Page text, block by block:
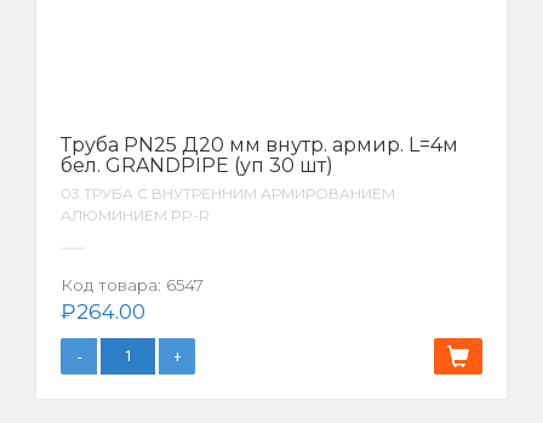
Труба PN25 Д20 мм внутр. армир. L=4м
бел. GRANDPIPE (уп 30 шт)
03.ТРУБА С ВНУТРЕННИМ АРМИРОВАНИЕМ
АЛЮМИНИЕМ PP-R
Код товара: 6547
₽264.00